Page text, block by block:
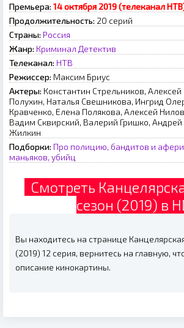
Премьера: 14 октября 2019 (телеканал
Продолжительность: 20 серий
Страны: Россия
Жанр: Криминал Детектив
Телеканал: НТВ
Режиссер: Максим Бриус
Актеры: Константин Стрельников,
Полухин, Наталья Свешникова, Ингрид
Кравченко, Елена Полякова, Алексей
Вадим Сквирский, Валерий Гришко,
Жилкин
Подборки: Про полицию, бандитов и
маньяков, убийц
Смотреть
сезон (2019) в
Вы находитесь на странице
(2019) 12 серия, вернитесь на главную,
описание кинокартины.